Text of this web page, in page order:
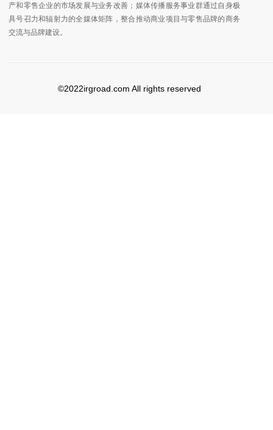
产和零售企业的市场发展与业务改善；媒体传播服务事业群通过自身极
具号召力和辐射力的全媒体矩阵，整合推动商业项目与零售品牌的商务
交流与品牌建设。
©2022irgroad.com All rights reserved